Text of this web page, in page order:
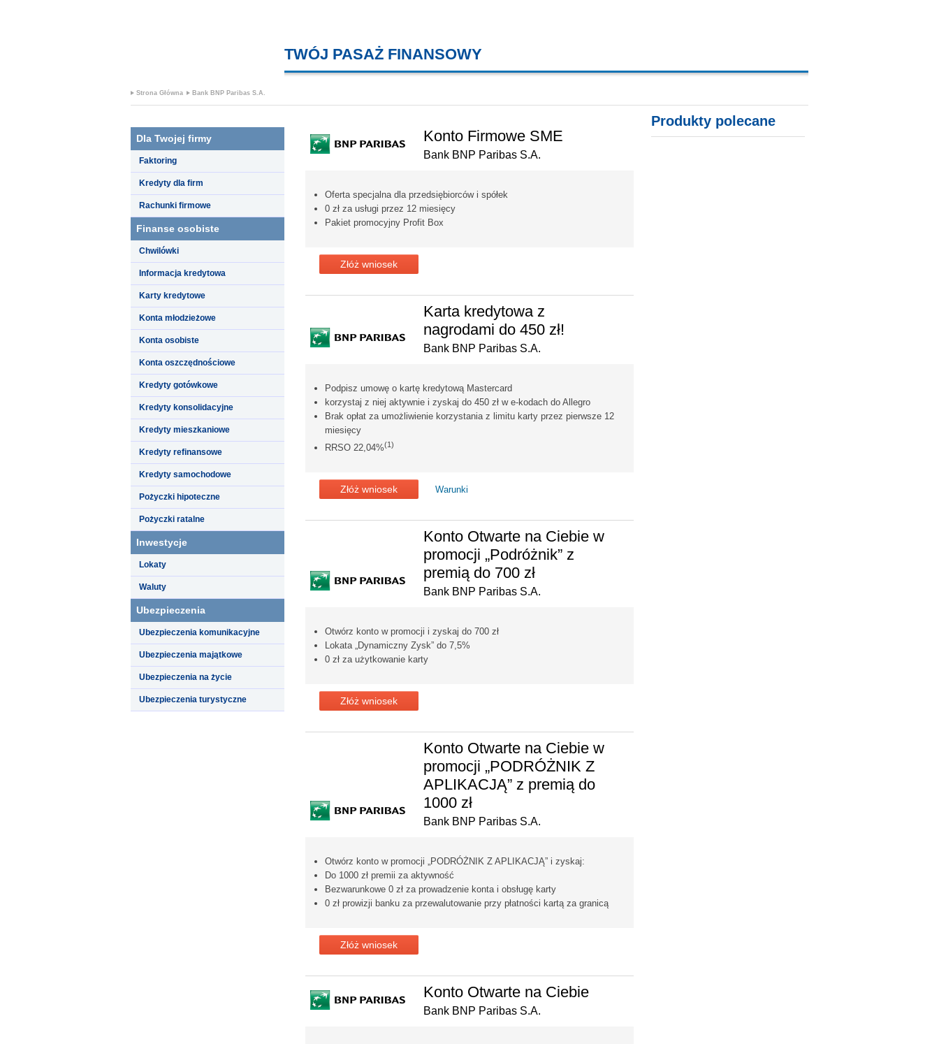
TWÓJ PASAŻ FINANSOWY
Strona Główna Bank BNP Paribas S.A.
Dla Twojej firmy
Faktoring
Kredyty dla firm
Rachunki firmowe
Finanse osobiste
Chwilówki
Informacja kredytowa
Karty kredytowe
Konta młodzieżowe
Konta osobiste
Konta oszczędnościowe
Kredyty gotówkowe
Kredyty konsolidacyjne
Kredyty mieszkaniowe
Kredyty refinansowe
Kredyty samochodowe
Pożyczki hipoteczne
Pożyczki ratalne
Inwestycje
Lokaty
Waluty
Ubezpieczenia
Ubezpieczenia komunikacyjne
Ubezpieczenia majątkowe
Ubezpieczenia na życie
Ubezpieczenia turystyczne
Konto Firmowe SME
Bank BNP Paribas S.A.
Oferta specjalna dla przedsiębiorców i spółek
0 zł za usługi przez 12 miesięcy
Pakiet promocyjny Profit Box
Złóż wniosek
Karta kredytowa z
nagrodami do 450 zł!
Bank BNP Paribas S.A.
Podpisz umowę o kartę kredytową Mastercard
korzystaj z niej aktywnie i zyskaj do 450 zł w e-kodach do Allegro
Brak opłat za umożliwienie korzystania z limitu karty przez pierwsze 12
miesięcy
RRSO 22,04%(1)
Złóż wniosek Warunki
Konto Otwarte na Ciebie w
promocji „Podróżnik” z
premią do 700 zł
Bank BNP Paribas S.A.
Otwórz konto w promocji i zyskaj do 700 zł
Lokata „Dynamiczny Zysk” do 7,5%
0 zł za użytkowanie karty
Złóż wniosek
Konto Otwarte na Ciebie w
promocji „PODRÓŻNIK Z
APLIKACJĄ” z premią do
1000 zł
Bank BNP Paribas S.A.
Otwórz konto w promocji „PODRÓŻNIK Z APLIKACJĄ” i zyskaj:
Do 1000 zł premii za aktywność
Bezwarunkowe 0 zł za prowadzenie konta i obsługę karty
0 zł prowizji banku za przewalutowanie przy płatności kartą za granicą
Złóż wniosek
Konto Otwarte na Ciebie
Bank BNP Paribas S.A.
Produkty polecane